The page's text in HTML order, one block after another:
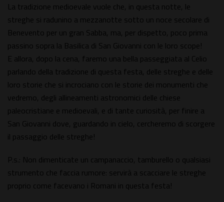
La tradizione medioevale vuole che, in questa notte, le
streghe si radunino a mezzanotte sotto un noce secolare di
Benevento per un gran Sabba, ma, per dispetto, poco prima
passino sopra la Basilica di San Giovanni con le loro scope!
E allora, dopo la cena, faremo una bella passeggiata al Celio
parlando della tradizione di questa festa, delle streghe e delle
loro storie che si incrociano con le storie dei monumenti che
vedremo, degli allineamenti astronomici delle chiese
paleocristiane e medioevali, e di tante curiosità, per finire a
San Giovanni dove, guardando in cielo, cercheremo di scorgere
il passaggio delle streghe!
P.s.: Non dimenticate un campanaccio, tamburello o qualsiasi
strumento che faccia rumore: servirà a scacciare le streghe
proprio come facevano i Romani in questa festa!